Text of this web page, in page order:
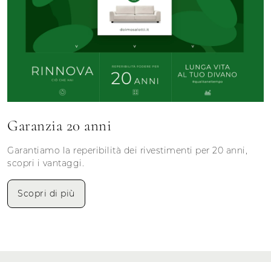
Garanzia 20 anni
Garantiamo la reperibilità dei rivestimenti per 20 anni,
scopri i vantaggi.
Scopri di più